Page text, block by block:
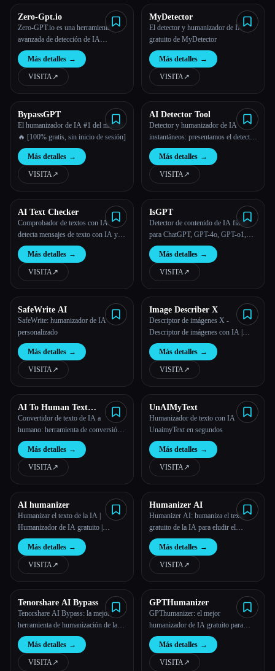
Zero-Gpt.io
Zero-GPT.io es una herramienta
avanzada de detección de IA
diseñada para identificar el texto
generado por la IA con gran
precisión. YO
Más detalles →
VISITA↗︎
MyDetector
El detector y humanizador de IA
gratuito de MyDetector
Más detalles →
VISITA↗︎
BypassGPT
El humanizador de IA #1 del mundo
🔥 [100% gratis, sin inicio de sesión]
Más detalles →
VISITA↗︎
AI Detector Tool
Detector y humanizador de IA
instantáneos: presentamos el detector
de IA
Más detalles →
VISITA↗︎
AI Text Checker
Comprobador de textos con IA:
detecta mensajes de texto con IA y
elude la detección con IA
Más detalles →
VISITA↗︎
IsGPT
Detector de contenido de IA fiable
para ChatGPT, GPT-4o, GPT-o1,
Gemini, Claude | ISGPT.org
Más detalles →
VISITA↗︎
SafeWrite AI
SafeWrite: humanizador de IA
personalizado
Más detalles →
VISITA↗︎
Image Describer X
Descriptor de imágenes X -
Descriptor de imágenes con IA |
Describe imágenes y fotos con IA |
Generador de descripciones de
imágenes gratuito
Más detalles →
VISITA↗︎
AI To Human Text
Converter Free
Convertidor de texto de IA a
humano: herramienta de conversión
de texto de IA gratuita
Más detalles →
VISITA↗︎
UnAIMyText
Humanizador de texto con IA
UnaimyText en segundos
Más detalles →
VISITA↗︎
AI humanizer
Humanizar el texto de la IA |
Humanizador de IA gratuito |
Palabras ilimitadas
Más detalles →
VISITA↗︎
Humanizer AI
Humanizer AI: humaniza el texto
gratuito de la IA para eludir el
detector de IA
Más detalles →
VISITA↗︎
Tenorshare AI Bypass
Tenorshare AI Bypass: la mejor
herramienta de humanización de la
IA para humanizar el texto generado
por la IA y evitar que Turnitin y
otros detectores de IA lo detecten
Más detalles →
VISITA↗︎
GPTHumanizer
GPThumanizer: el mejor
humanizador de IA gratuito para
eludir todos los detectores de IA
Más detalles →
VISITA↗︎